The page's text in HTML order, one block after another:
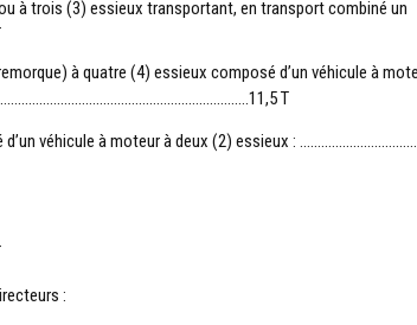
à trois (3) essieux transportant, en transport combiné un
à quatre (4) essieux composé d’un véhicule à
T
d’un véhicule à moteur à deux (2) essieux :
: